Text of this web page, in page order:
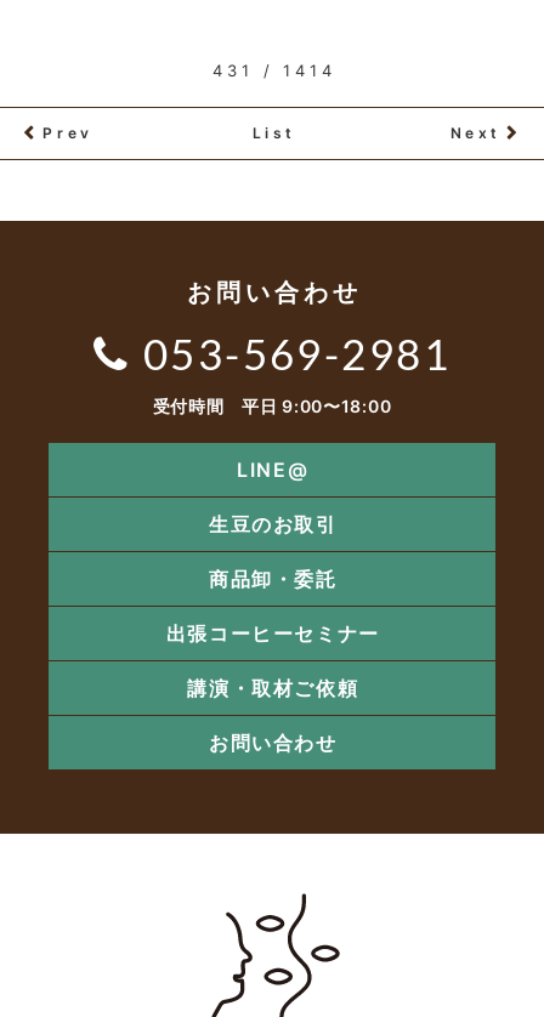
431 / 1414
Prev List Next
お問い合わせ
053-569-2981
受付時間 平日 9:00〜18:00
LINE@
生豆のお取引
商品卸・委託
出張コーヒーセミナー
講演・取材ご依頼
お問い合わせ